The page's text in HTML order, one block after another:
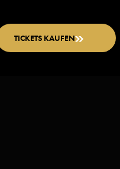
TICKETS KAUFEN